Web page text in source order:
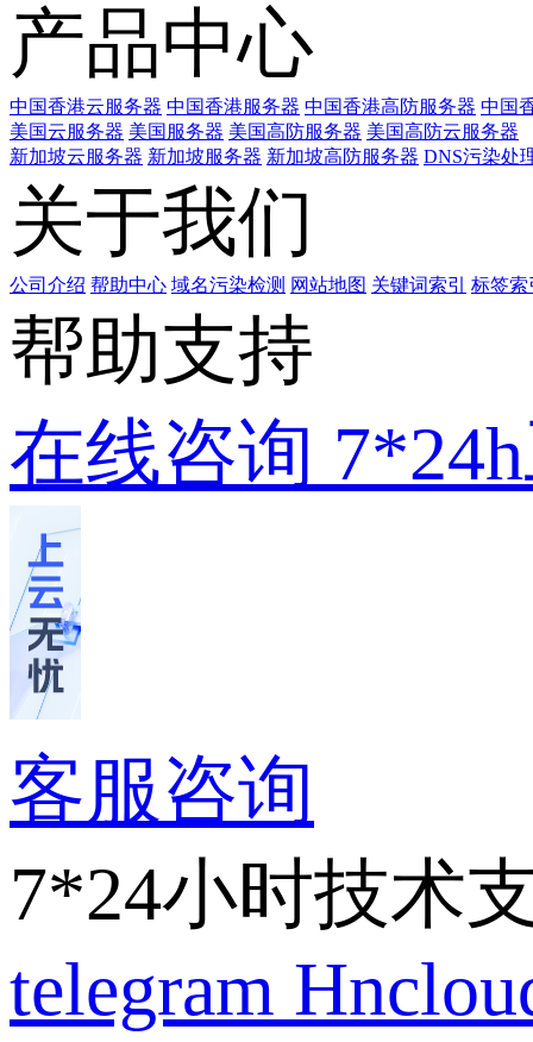
产品中心
中国香港云服务器 中国香港服务器 中国香港高防服务器 中国
美国云服务器 美国服务器 美国高防服务器 美国高防云服务器
新加坡云服务器 新加坡服务器 新加坡高防服务器 DNS污染处
关于我们
公司介绍 帮助中心 域名污染检测 网站地图 关键词索引 标签索
帮助支持
在线咨询
客服咨询
7*24小时技术
telegram